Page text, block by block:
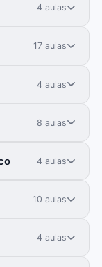
4 aulas
17 aulas
4 aulas
8 aulas
4 aulas
10 aulas
4 aulas